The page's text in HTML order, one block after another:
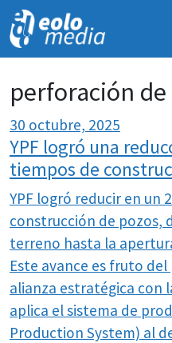
perforación de
30 octubre, 2025
YPF logró una
tiempos de
YPF logró reducir en un
construcción de pozos,
terreno hasta la
Este avance es fruto
alianza estratégica con
aplica el sistema de
Production System) al